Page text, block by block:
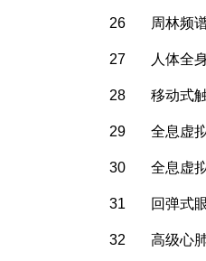
26 周林频
27 人体全
28 移动式
29 全息虚
30 全息虚
31 回弹式
32 高级心